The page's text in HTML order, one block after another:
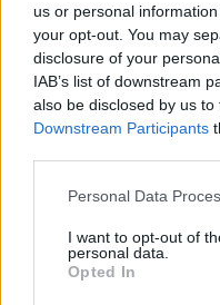
us or personal
your opt-out. You may
disclosure of your
IAB’s list of downstream
also be disclosed by us
Downstream Participants
Please note that this
not limited to your visit or
grant or deny consent to
use your data for below
Personal Data
I want to opt-out of
personal data.
Opted In
staver og med en
nærheten av det
staver. Rulleski er
men det har jeg ikke
Nå er Jenssen spent
Fikk oppløftende